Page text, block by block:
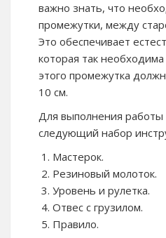
важно знать, что
промежутки, между
Это обеспечивает
которая так
этого промежутка
10 см.
Для выполнения работы
следующий набор
Мастерок.
Резиновый молоток.
Уровень и рулетка.
Отвес с грузилом.
Правило.